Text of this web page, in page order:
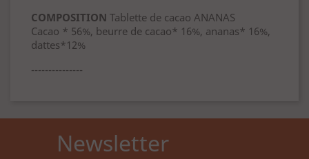
COMPOSITION Tablette de cacao ANANAS
Cacao * 56%, beurre de cacao* 16%, ananas* 16%,
dattes*12%
---------------
Newsletter